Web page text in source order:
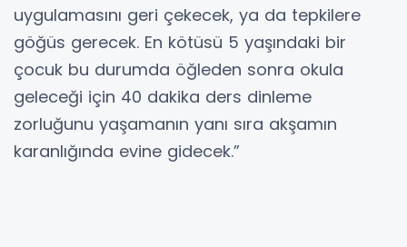
uygulamasını geri çekecek, ya da tepkilere
göğüs gerecek. En kötüsü 5 yaşındaki bir
çocuk bu durumda öğleden sonra okula
geleceği için 40 dakika ders dinleme
zorluğunu yaşamanın yanı sıra akşamın
karanlığında evine gidecek.”